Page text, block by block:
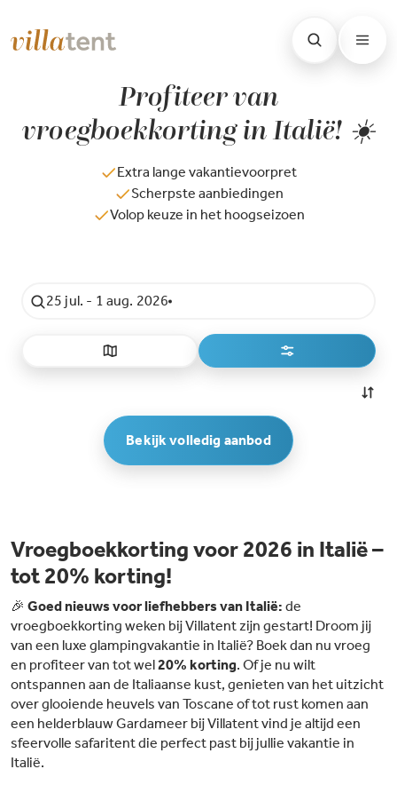
Profiteer van
vroegboekkorting in Italië! ☀️
Extra lange vakantievoorpret
Scherpste aanbiedingen
Volop keuze in het hoogseizoen
25 jul. - 1 aug. 2026
Bekijk volledig aanbod
Vroegboekkorting voor 2026 in Italië –
tot 20% korting!
🎉 Goed nieuws voor liefhebbers van Italië: de
vroegboekkorting weken bij Villatent zijn gestart! Droom jij
van een luxe glampingvakantie in Italië? Boek dan nu vroeg
en profiteer van tot wel20% korting. Of je nu wilt
ontspannen aan de Italiaanse kust, genieten van het uitzicht
over glooiende heuvels van Toscane of tot rust komen aan
een helderblauw Gardameer bij Villatent vind je altijd een
sfeervolle safaritent die perfect past bij jullie vakantie in
Italië.